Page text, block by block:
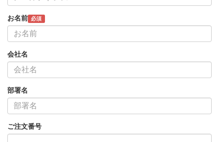
お名前 必須
会社名
部署名
ご注文番号